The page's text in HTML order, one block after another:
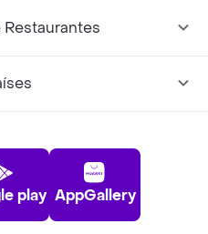
play AppGallery